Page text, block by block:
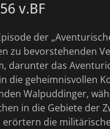
v.BF
der
zu bevorstehenden
darunter das
die geheimnisvollen
Walpuddinger,
in die Gebiete der
erörtern die